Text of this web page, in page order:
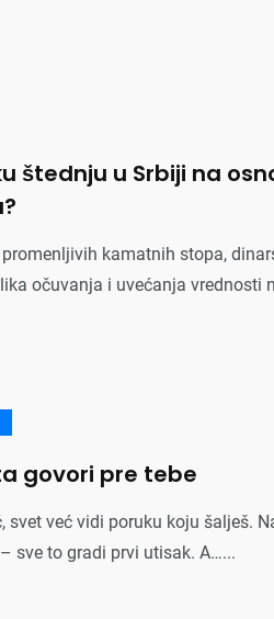
štednju u Srbiji na
kamatnih stopa,
očuvanja i uvećanja vrednosti
govori pre tebe
svet već vidi poruku koju šalješ.
sve to gradi prvi utisak. A…...